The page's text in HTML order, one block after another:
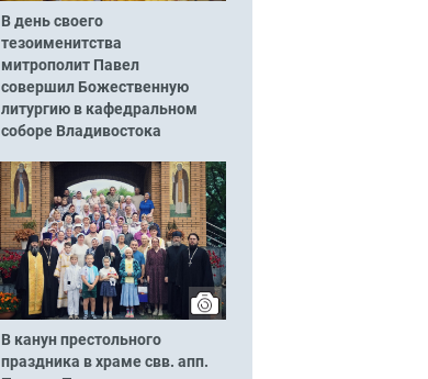
В день своего
тезоименитства
митрополит Павел
совершил Божественную
литургию в кафедральном
соборе Владивостока
В канун престольного
праздника в храме свв. апп.